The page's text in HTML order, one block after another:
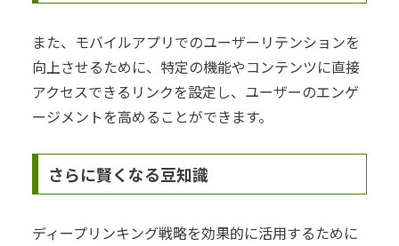
また、モバイルアプリでのユーザーリテンションを
向上させるために、特定の機能やコンテンツに直接
アクセスできるリンクを設定し、ユーザーのエンゲ
ージメントを高めることができます。
さらに賢くなる豆知識
ディープリンキング戦略を効果的に活用するために